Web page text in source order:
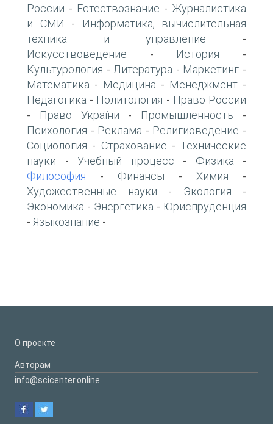
России - Естествознание - Журналистика
и СМИ -
Информатика, вычислительная
техника и управление -
Искусствоведение - История -
Культурология - Литература - Маркетинг -
Математика - Медицина - Менеджмент -
Педагогика - Политология - Право России
- Право України - Промышленность -
Психология - Реклама - Религиоведение -
Социология - Страхование - Технические
науки - Учебный процесс - Физика -
Философия - Финансы - Химия -
Художественные науки - Экология -
Экономика - Энергетика - Юриспруденция
- Языкознание -
О проекте
Авторам
info@scicenter.online